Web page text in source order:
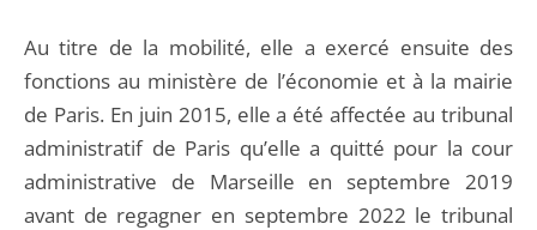
Au titre de la mobilité, elle a exercé ensuite des
fonctions au ministère de l’économie et à la mairie
de Paris. En juin 2015, elle a été affectée au tribunal
administratif de Paris qu’elle a quitté pour la cour
administrative de Marseille en septembre 2019
avant de regagner en septembre 2022 le tribunal